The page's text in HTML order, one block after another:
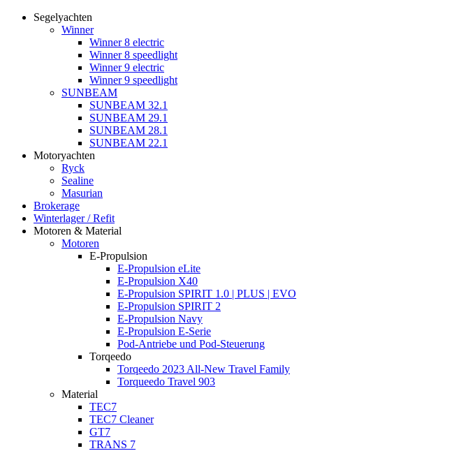
Segelyachten
Winner
Winner 8 electric
Winner 8 speedlight
Winner 9 electric
Winner 9 speedlight
SUNBEAM
SUNBEAM 32.1
SUNBEAM 29.1
SUNBEAM 28.1
SUNBEAM 22.1
Motoryachten
Ryck
Sealine
Masurian
Brokerage
Winterlager / Refit
Motoren & Material
Motoren
E-Propulsion
E-Propulsion eLite
E-Propulsion X40
E-Propulsion SPIRIT 1.0 | PLUS | EVO
E-Propulsion SPIRIT 2
E-Propulsion Navy
E-Propulsion E-Serie
Pod-Antriebe und Pod-Steuerung
Torqeedo
Torqeedo 2023 All-New Travel Family
Torqueedo Travel 903
Material
TEC7
TEC7 Cleaner
GT7
TRANS 7